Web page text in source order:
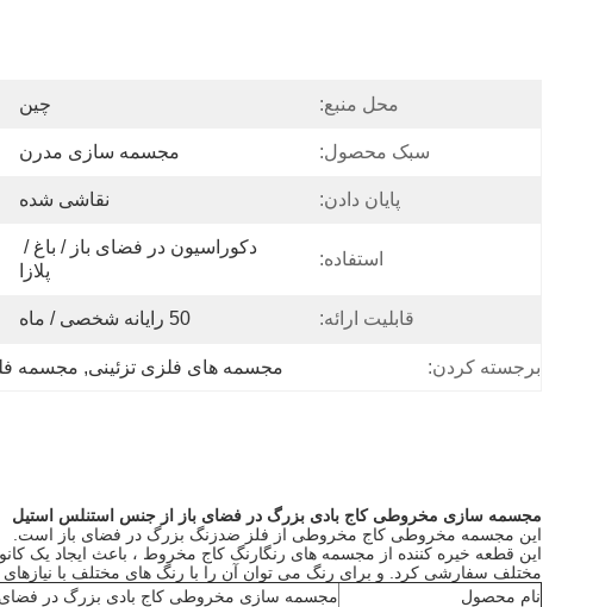
محل منبع: چين
سبک محصول: مجسمه سازی مدرن
پایان دادن: نقاشی شده
استفاده:
پلازا
قابلیت ارائه: 50 رایانه شخصی / ماه
برجسته کردن: مجسمه های فلزی تزئینی, مجسمه
مجسمه سازی مخروطی کاج بادی بزرگ در فضای باز از جنس استنلس استیل
این مجسمه مخروطی کاج مخروطی از فلز ضدزنگ بزرگ در فضای باز است.
این قطعه خیره کننده از مجسمه های رنگارنگ کاج مخروط ، باعث ایجاد یک
مختلف سفارشی کرد. و برای رنگ می توان آن را با رنگ های مختلف با
نام محصول
مجسمه سازی مخروطی کاج بادی بزرگ در فضای